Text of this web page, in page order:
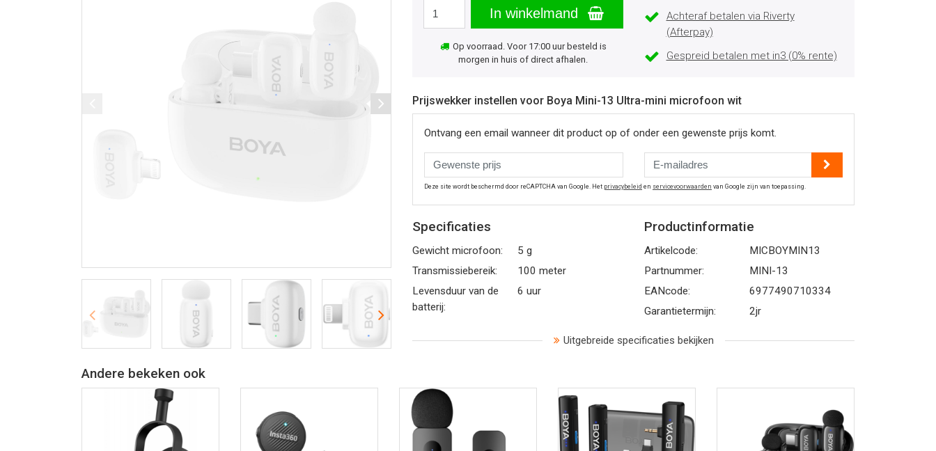
In winkelmand
Op voorraad. Voor 17:00 uur besteld is
morgen in huis of direct afhalen.
Achteraf betalen via Riverty
(Afterpay)
Gespreid betalen met in3 (0% rente)
Prijswekker instellen voor Boya Mini-13 Ultra-mini microfoon wit
Ontvang een email wanneer dit product op of onder een gewenste prijs komt.
Deze site wordt beschermd door reCAPTCHA van Google. Het privacybeleid en servicevoorwaarden van Google zijn van toepassing.
Specificaties
Gewicht microfoon:
5 g
Transmissiebereik:
100 meter
Levensduur van de
batterij:
6 uur
Productinformatie
Artikelcode:
MICBOYMIN13
Partnummer:
MINI-13
EANcode:
6977490710334
Garantietermijn:
2jr
Uitgebreide specificaties bekijken
Andere bekeken ook